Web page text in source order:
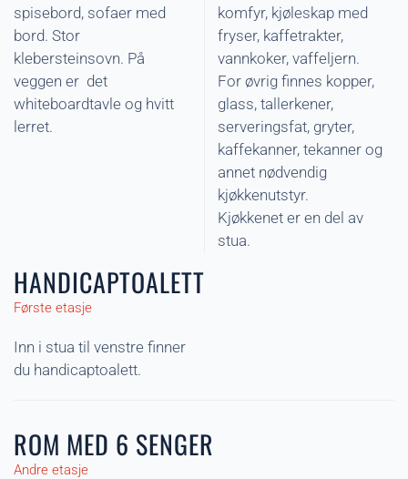
spisebord, sofaer med
bord. Stor
klebersteinsovn. På
veggen er det
whiteboardtavle og hvitt
lerret.
komfyr, kjøleskap med
fryser, kaffetrakter,
vannkoker, vaffeljern.
For øvrig finnes kopper,
glass, tallerkener,
serveringsfat, gryter,
kaffekanner, tekanner og
annet nødvendig
kjøkkenutstyr.
Kjøkkenet er en del av
stua.
HANDICAPTOALETT
Første etasje
Inn i stua til venstre finner
du handicaptoalett.
ROM MED 6 SENGER
Andre etasje